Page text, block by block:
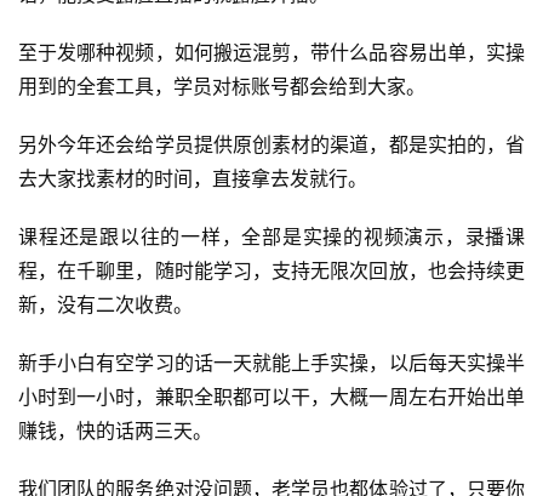
至于发哪种视频，如何搬运混剪，带什么品容易出单，实操
用到的全套工具，学员对标账号都会给到大家。
另外今年还会给学员提供原创素材的渠道，都是实拍的，省
去大家找素材的时间，直接拿去发就行。
课程还是跟以往的一样，全部是实操的视频演示，录播课
程，在千聊里，随时能学习，支持无限次回放，也会持续更
新，没有二次收费。
新手小白有空学习的话一天就能上手实操，以后每天实操半
小时到一小时，兼职全职都可以干，大概一周左右开始出单
赚钱，快的话两三天。
我们团队的服务绝对没问题，老学员也都体验过了，只要你